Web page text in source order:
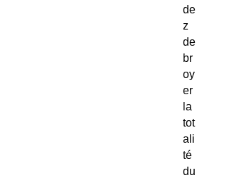
de
z
de
br
oy
er
la
tot
ali
té
du